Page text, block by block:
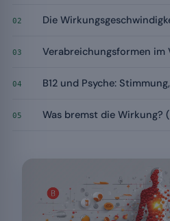
02 Die
03 Verabreichungsformen im
04 B12 und Psyche:
05 Was bremst die Wirkung?